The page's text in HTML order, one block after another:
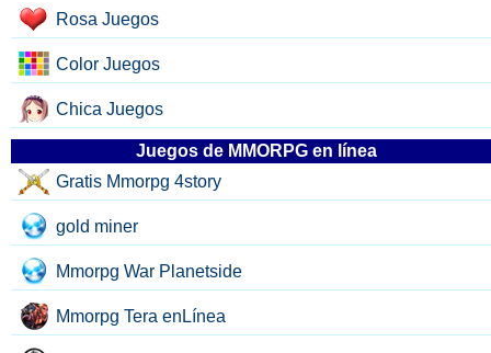
Rosa Juegos
Color Juegos
Chica Juegos
Juegos de MMORPG en línea
Gratis Mmorpg 4story
gold miner
Mmorpg War Planetside
Mmorpg Tera enLínea